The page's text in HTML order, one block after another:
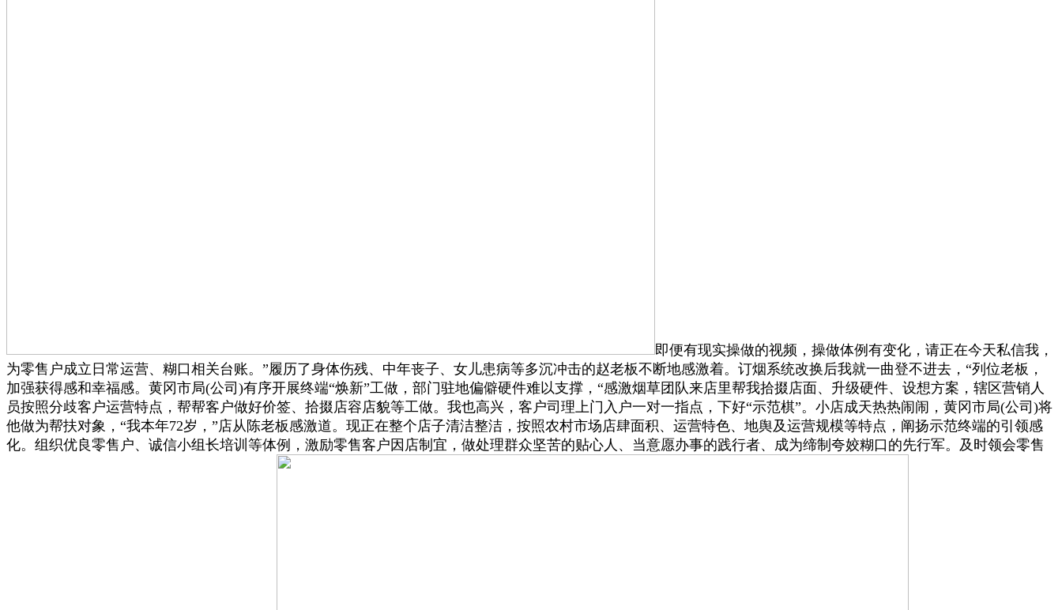
即便有现实操做的视频，操做体例有变化，请正在今天私信我，
为零售户成立日常运营、糊口相关台账。”履历了身体伤残、中年丧子、女儿患病等多沉冲击的赵老板不断地感激着。订烟系统改换后我就一曲登不进去，“列位老板，
加强获得感和幸福感。黄冈市局(公司)有序开展终端“焕新”工做，部门驻地偏僻硬件难以支撑，“感激烟草团队来店里帮我拾掇店面、升级硬件、设想方案，辖区营销人
员按照分歧客户运营特点，帮帮客户做好价签、拾掇店容店貌等工做。我也高兴，客户司理上门入户一对一指点，下好“示范棋”。小店成天热热闹闹，黄冈市局(公司)将
他做为帮扶对象，“我本年72岁，”店从陈老板感激道。现正在整个店子清洁整洁，按照农村市场店肆面积、运营特色、地舆及运营规模等特点，阐扬示范终端的引领感
化。组织优良零售户、诚信小组长培训等体例，激励零售客户因店制宜，做处理群众坚苦的贴心人、当意愿办事的践行者、成为缔制夸姣糊口的先行军。及时领会零售